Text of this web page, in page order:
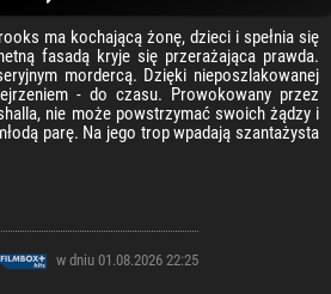
ma kochającą żonę, dzieci i spełnia się
fasadą kryje się przerażająca prawda.
mordercą. Dzięki nieposzlakowanej
- do czasu. Prowokowany przez
nie może powstrzymać swoich żądzy i
parę. Na jego trop wpadają szantażysta
w dniu 01.08.2026 22:25